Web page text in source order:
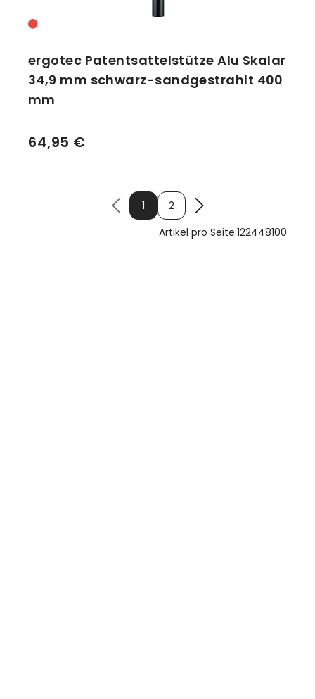
ergotec Patentsattelstütze Alu Skalar
34,9 mm schwarz-sandgestrahlt 400
mm
64,95 €
1
2
Artikel pro Seite:122448100